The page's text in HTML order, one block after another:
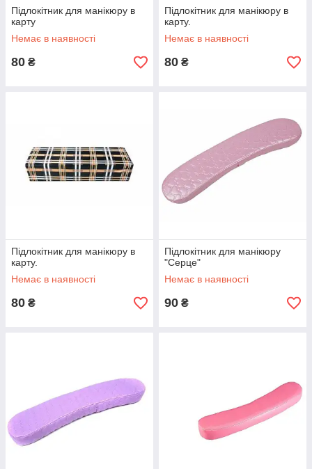
Підлокітник для манікюру в
карту
Немає в наявності
80 ₴
Підлокітник для манікюру в
карту.
Немає в наявності
80 ₴
Підлокітник для манікюру в
карту.
Немає в наявності
80 ₴
Підлокітник для манікюру
"Серце"
Немає в наявності
90 ₴